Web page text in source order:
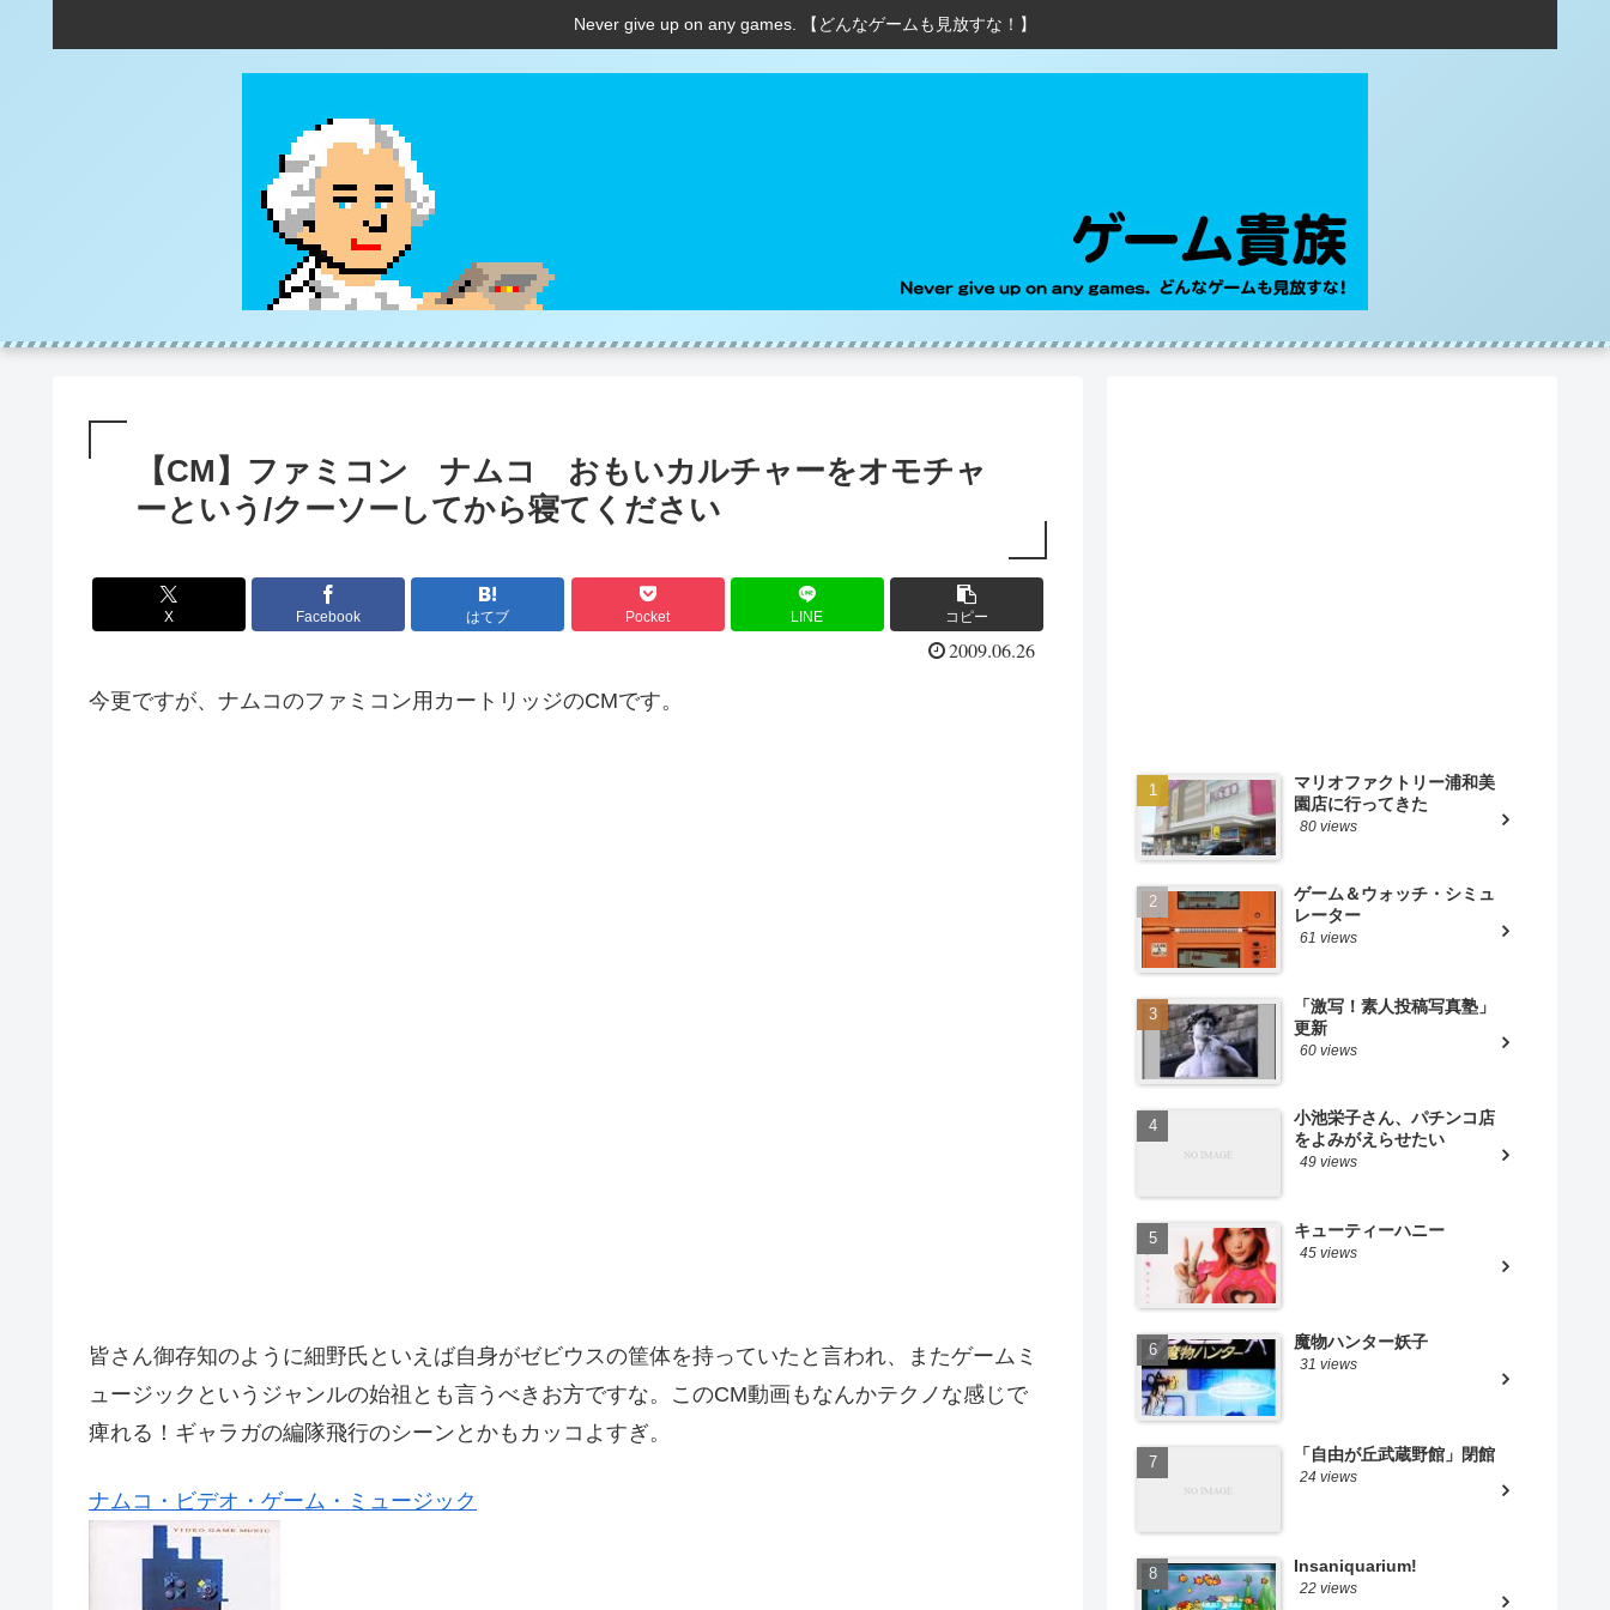
Never give up on any games. 【どんなゲームも見放すな！】
【CM】ファミコン ナムコ おもいカルチャーをオモチャ
ーという/クーソーしてから寝てください
X Facebook はてブ Pocket LINE コピー
2009.06.26
今更ですが、ナムコのファミコン用カートリッジのCMです。
皆さん御存知のように細野氏といえば自身がゼビウスの筐体を持っていたと言われ、またゲームミ
ュージックというジャンルの始祖とも言うべきお方ですな。このCM動画もなんかテクノな感じで
痺れる！ギャラガの編隊飛行のシーンとかもカッコよすぎ。
ナムコ・ビデオ・ゲーム・ミュージック
マリオファクトリー浦和美
園店に行ってきた
80 views
ゲーム＆ウォッチ・シミュ
レーター
61 views
「激写！素人投稿写真塾」
更新
60 views
小池栄子さん、パチンコ店
をよみがえらせたい
49 views
キューティーハニー
45 views
魔物ハンター妖子
31 views
「自由が丘武蔵野館」閉館
24 views
Insaniquarium!
22 views